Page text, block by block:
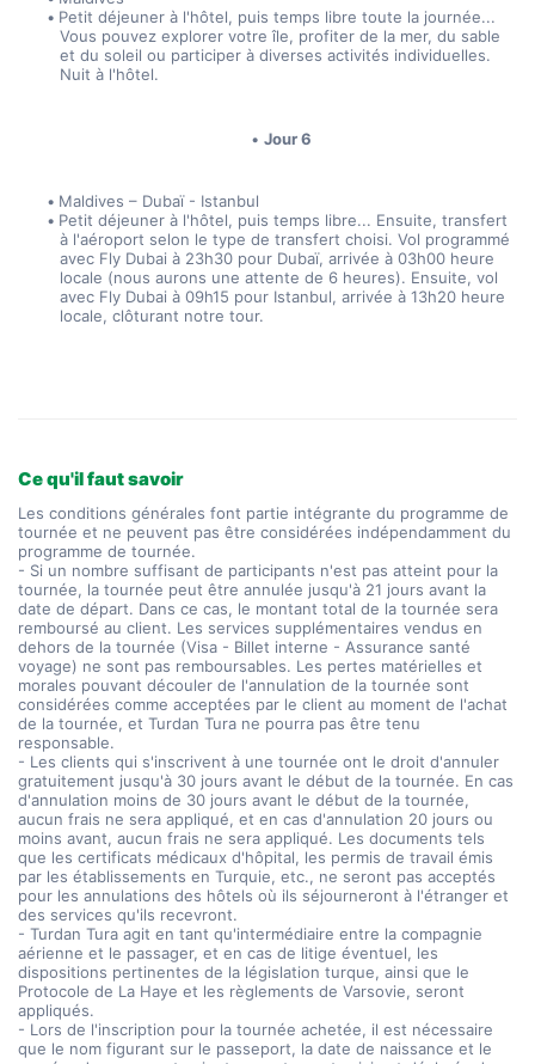
Petit déjeuner à l'hôtel, puis temps libre toute la journée...
Vous pouvez explorer votre île, profiter de la mer, du sable
et du soleil ou participer à diverses activités individuelles.
Nuit à l'hôtel.
Jour 6
Maldives – Dubaï - Istanbul
Petit déjeuner à l'hôtel, puis temps libre... Ensuite, transfert
à l'aéroport selon le type de transfert choisi. Vol programmé
avec Fly Dubai à 23h30 pour Dubaï, arrivée à 03h00 heure
locale (nous aurons une attente de 6 heures). Ensuite, vol
avec Fly Dubai à 09h15 pour Istanbul, arrivée à 13h20 heure
locale, clôturant notre tour.
Ce qu'il faut savoir
Les conditions générales font partie intégrante du programme de
tournée et ne peuvent pas être considérées indépendamment du
programme de tournée.
- Si un nombre suffisant de participants n'est pas atteint pour la
tournée, la tournée peut être annulée jusqu'à 21 jours avant la
date de départ. Dans ce cas, le montant total de la tournée sera
remboursé au client. Les services supplémentaires vendus en
dehors de la tournée (Visa - Billet interne - Assurance santé
voyage) ne sont pas remboursables. Les pertes matérielles et
morales pouvant découler de l'annulation de la tournée sont
considérées comme acceptées par le client au moment de l'achat
de la tournée, et Turdan Tura ne pourra pas être tenu
responsable.
- Les clients qui s'inscrivent à une tournée ont le droit d'annuler
gratuitement jusqu'à 30 jours avant le début de la tournée. En cas
d'annulation moins de 30 jours avant le début de la tournée,
aucun frais ne sera appliqué, et en cas d'annulation 20 jours ou
moins avant, aucun frais ne sera appliqué. Les documents tels
que les certificats médicaux d'hôpital, les permis de travail émis
par les établissements en Turquie, etc., ne seront pas acceptés
pour les annulations des hôtels où ils séjourneront à l'étranger et
des services qu'ils recevront.
- Turdan Tura agit en tant qu'intermédiaire entre la compagnie
aérienne et le passager, et en cas de litige éventuel, les
dispositions pertinentes de la législation turque, ainsi que le
Protocole de La Haye et les règlements de Varsovie, seront
appliqués.
- Lors de l'inscription pour la tournée achetée, il est nécessaire
que le nom figurant sur le passeport, la date de naissance et le